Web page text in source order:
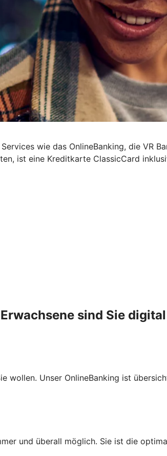
wie das OnlineBanking, die VR
ist eine Kreditkarte ClassicCard
sind Sie
wollen. Unser OnlineBanking ist
und überall möglich. Sie ist die